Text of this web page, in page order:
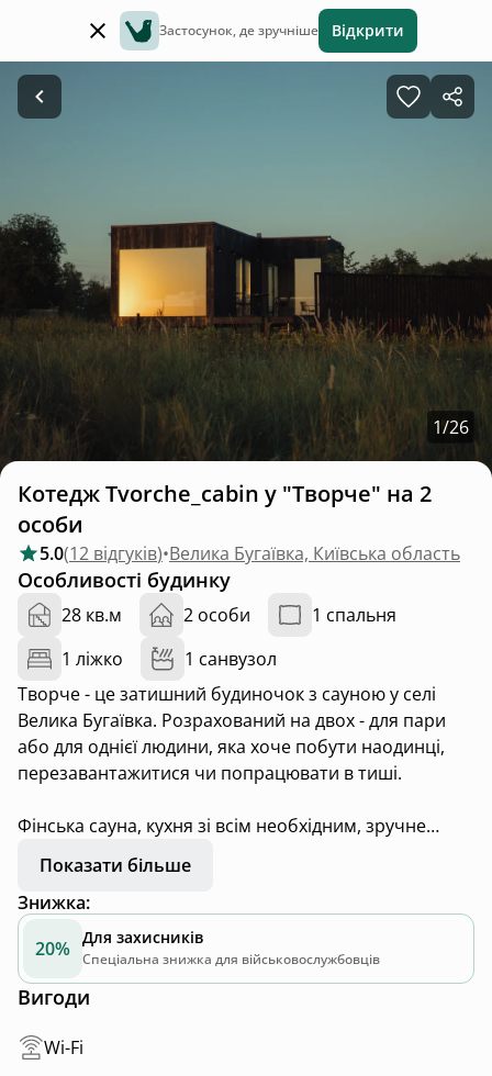
Застосунок, де зручніше Відкрити
1/26
Котедж Tvorche_cabin у "Творче" на 2
особи
5.0(12 відгуків)•Велика Бугаївка, Київська область
Особливості будинку
28 кв.м 2 особи
1 спальня
1 ліжко
1 санвузол
Творче - це затишний будиночок з сауною у селі
Велика Бугаївка. Розрахований на двох - для пари
або для однієї людини, яка хоче побути наодинці,
перезавантажитися чи попрацювати в тиші.
Фінська сауна, кухня зі всім необхідним, зручне
ліжко, проектор та настільні ігри, панорамні вікна з
видом на яри та пагорби «Васильківських Карпат»,
мангал, гойдалка на подвірʼї, спів пташок, запах
лугових трав, зоряне небо та неймовірні заходи
сонця…
Тут є все для спокою, натхнення і моментів, коли
хочеться бути ближче до себе або до когось
особливого.
Показати більше
Знижка:
20% Для захисників
Спеціальна знижка для військовослужбовців
Вигоди
Wi-Fi